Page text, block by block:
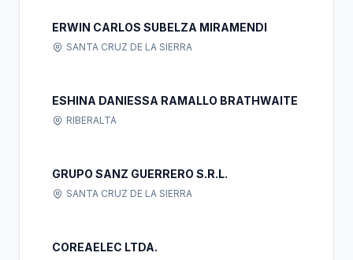
ERWIN CARLOS SUBELZA MIRAMENDI
SANTA CRUZ DE LA SIERRA
ESHINA DANIESSA RAMALLO BRATHWAITE
RIBERALTA
GRUPO SANZ GUERRERO S.R.L.
SANTA CRUZ DE LA SIERRA
COREAELEC LTDA.